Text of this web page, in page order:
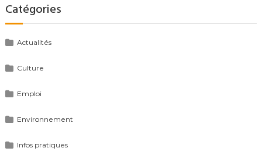
Catégories
Actualités
Culture
Emploi
Environnement
Infos pratiques